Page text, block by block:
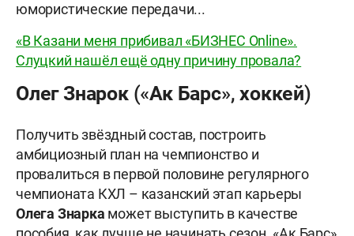
юмористические передачи...
«В Казани меня прибивал «БИЗНЕС Online».
Слуцкий нашёл ещё одну причину провала?
Олег Знарок («Ак Барс», хоккей)
Получить звёздный состав, построить
амбициозный план на чемпионство и
провалиться в первой половине регулярного
чемпионата КХЛ – казанский этап карьеры
Олега Знарка может выступить в качестве